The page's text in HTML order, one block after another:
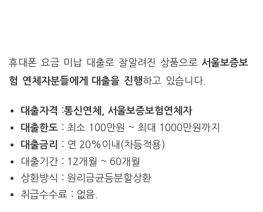
휴대폰 요금 미납 대출로 잘알려진 상품으로 서울보증보
험 연체자분들에게 대출을 진행하고 있습니다.
대출자격 :통신연체, 서울보증보험연체자
대출한도 : 최소 100만원 ~ 최대 1000만원까지
대출금리
: 연 20%이내(차등적용)
대출기간 : 12개월 ~ 60개월
상환방식 : 원리금균등분할상환
취급수수료 : 없음.